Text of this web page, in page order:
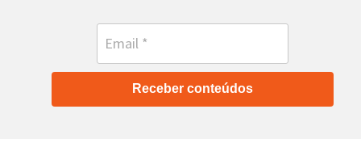
Receber conteúdos